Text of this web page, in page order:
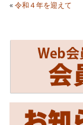
«令和４年を迎えて